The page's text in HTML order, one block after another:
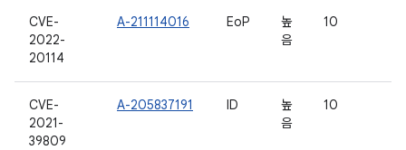
CVE-
2022-
20114
A-211114016 EoP
높
음
10
CVE-
2021-
39809
A-205837191 ID
높
음
10